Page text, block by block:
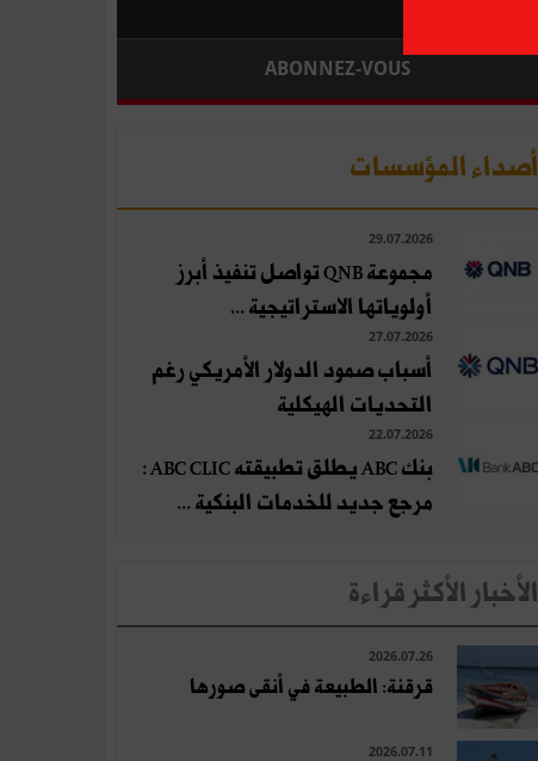
ABONNEZ-VOUS
أصداء المؤسسات
29.07.2026
مجموعة QNB تواصل تنفيذ أبرز
أولوياتها الاستراتيجية ...
27.07.2026
أسباب صمود الدولار الأمريكي رغم
التحديات الهيكلية
22.07.2026
بنك ABC يطلق تطبيقته ABC CLIC :
مرجع جديد للخدمات البنكية ...
الأخبار الأكثر قراءة
2026.07.26
قرقنة: الطبيعة في أنقى صورها
2026.07.11